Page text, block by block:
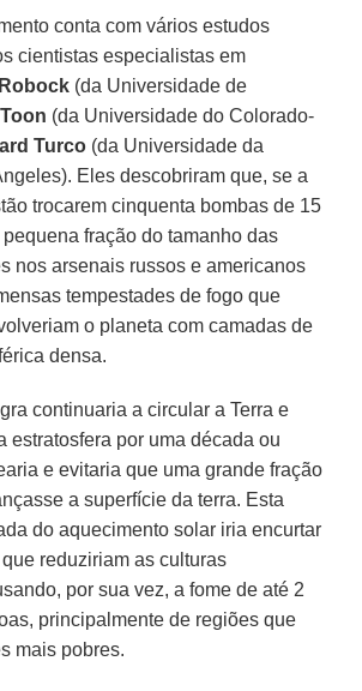
conta com vários estudos
cientistas especialistas em
(da Universidade de
(da Universidade do Colorado-
Turco (da Universidade da
Eles descobriram que, se a
trocarem cinquenta bombas de 15
fração do tamanho das
nos arsenais russos e americanos
tempestades de fogo que
o planeta com camadas de
densa.
continuaria a circular a Terra e
estratosfera por uma década ou
e evitaria que uma grande fração
a superfície da terra. Esta
do aquecimento solar iria encurtar
reduziriam as culturas
por sua vez, a fome de até 2
principalmente de regiões que
mais pobres.